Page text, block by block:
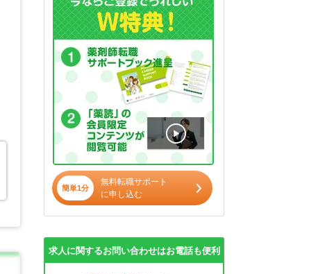
簡単1分
無料転職サポート
に申し込む
求人に関するお問い合わせはお電話も便利